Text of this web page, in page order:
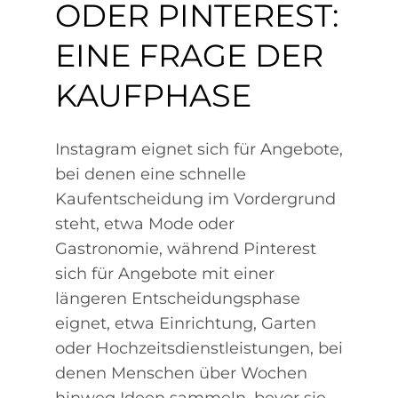
ODER PINTEREST:
EINE FRAGE DER
KAUFPHASE
Instagram eignet sich für Angebote,
bei denen eine schnelle
Kaufentscheidung im Vordergrund
steht, etwa Mode oder
Gastronomie, während Pinterest
sich für Angebote mit einer
längeren Entscheidungsphase
eignet, etwa Einrichtung, Garten
oder Hochzeitsdienstleistungen, bei
denen Menschen über Wochen